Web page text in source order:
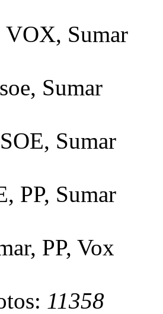
VOX, Sumar
Sumar
Sumar
PP, Sumar
PP, Vox
11358